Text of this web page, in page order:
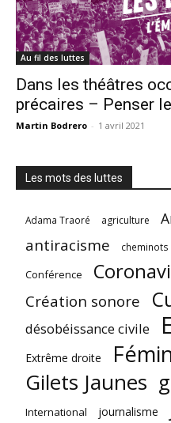
Au fil des luttes
Dans les théâtres
précaires – Penser
Martin Bodrero - 1 avril 2021
Les mots des luttes
Adama Traoré agriculture
antiracisme cheminots
Conférence
Création sonore
désobéissance civile
Extrême droite
Gilets Jaunes
International journalisme